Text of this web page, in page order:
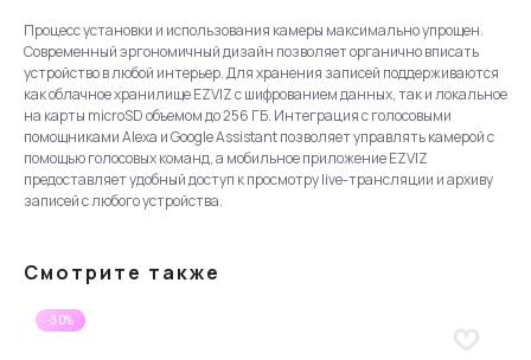
Процесс установки и использования камеры максимально упрощен.
Современный эргономичный дизайн позволяет органично вписать
устройство в любой интерьер. Для хранения записей поддерживаются
как облачное хранилище EZVIZ с шифрованием данных, так и локальное
на карты microSD объемом до 256 ГБ. Интеграция с голосовыми
помощниками Alexa и Google Assistant позволяет управлять камерой с
помощью голосовых команд, а мобильное приложение EZVIZ
предоставляет удобный доступ к просмотру live-трансляции и архиву
записей с любого устройства.
Смотрите также
-30%